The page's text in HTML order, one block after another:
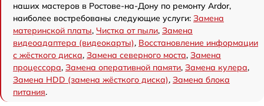
наших мастеров в Ростове-на-Дону по ремонту Ardor,
наиболее востребованы следующие услуги: Замена
материнской платы, Чистка от пыли, Замена
видеоадаптера (видеокарты), Восстановление информации
с жёсткого диска, Замена северного моста, Замена
процессора, Замена оперативной памяти, Замена кулера,
Замена HDD (замена жёсткого диска), Замена блока
питания.